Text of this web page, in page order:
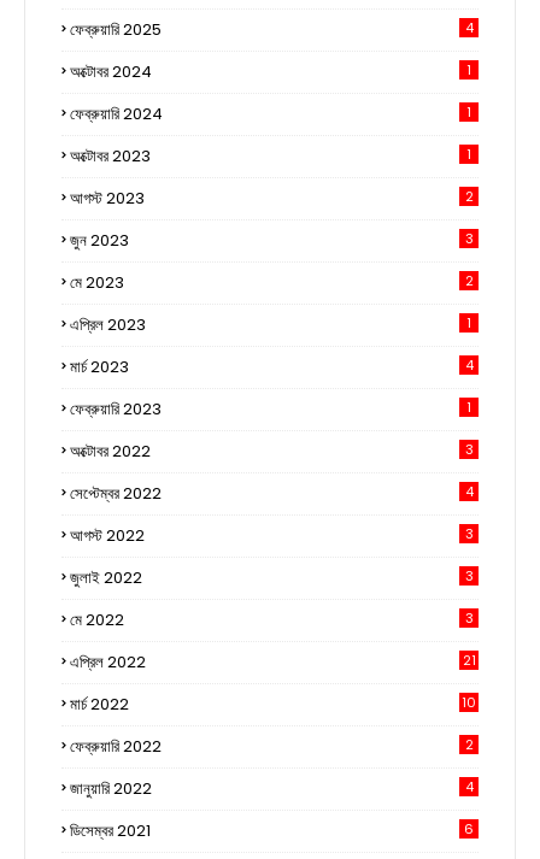
ফেব্রুয়ারি 2025 4
অক্টোবর 2024 1
ফেব্রুয়ারি 2024 1
অক্টোবর 2023 1
আগস্ট 2023 2
জুন 2023 3
মে 2023 2
এপ্রিল 2023 1
মার্চ 2023 4
ফেব্রুয়ারি 2023 1
অক্টোবর 2022 3
সেপ্টেম্বর 2022 4
আগস্ট 2022 3
জুলাই 2022 3
মে 2022 3
এপ্রিল 2022 21
মার্চ 2022 10
ফেব্রুয়ারি 2022 2
জানুয়ারি 2022 4
ডিসেম্বর 2021 6